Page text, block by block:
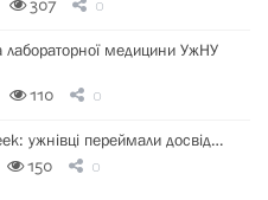
307 0
лабораторної медицини УжНУ
110 0
ужнівці переймали досвід…
150 0